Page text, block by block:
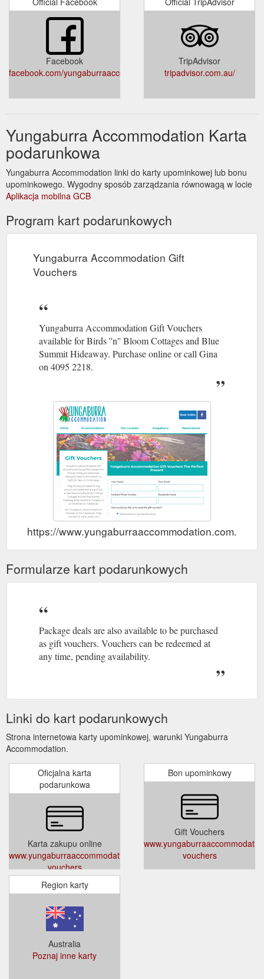
Facebook
facebook.com/yungaburraaccommodation/
TripAdvisor
tripadvisor.com.au/
Yungaburra Accommodation Karta
podarunkowa
Yungaburra Accommodation linki do karty upominkowej lub bonu
upominkowego. Wygodny sposób zarządzania równowagą w locie
Aplikacja mobilna GCB
Program kart podarunkowych
Yungaburra Accommodation Gift
Vouchers
Yungaburra Accommodation Gift Vouchers
available for Birds ''n'' Bloom Cottages and Blue
Summit Hideaway. Purchase online or call Gina
on 4095 2218.
https://www.yungaburraaccommodation.com.au/
Formularze kart podarunkowych
Package deals are also available to be purchased
as gift vouchers. Vouchers can be redeemed at
any time, pending availability.
Linki do kart podarunkowych
Strona internetowa karty upominkowej, warunki Yungaburra
Accommodation.
Oficjalna karta
podarunkowa
Karta zakupu online
www.yungaburraaccommodation.com.au/gift-
vouchers
Bon upominkowy
Gift Vouchers
vouchers
Region karty
Australia
Poznaj inne karty